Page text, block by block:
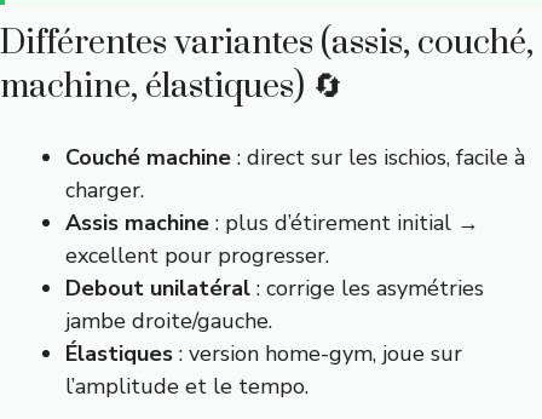
Différentes variantes (assis, couché,
machine, élastiques) 🔄
Couché machine : direct sur les ischios, facile à
charger.
Assis machine : plus d’étirement initial →
excellent pour progresser.
Debout unilatéral : corrige les asymétries
jambe droite/gauche.
Élastiques : version home-gym, joue sur
l’amplitude et le tempo.